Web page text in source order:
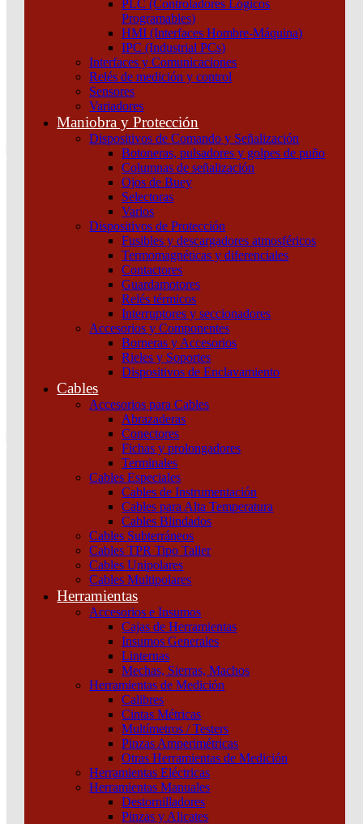
PLC (Controladores Lógicos
Programables)
HMI (Interfaces Hombre-Máquina)
IPC (Industrial PCs)
Interfaces y Comunicaciones
Relés de medición y control
Sensores
Variadores
Maniobra y Protección
Dispositivos de Comando y Señalización
Botoneras, pulsadores y golpes de puño
Columnas de señalización
Ojos de Buey
Selectoras
Varios
Dispositivos de Protección
Fusibles y descargadores atmosféricos
Termomagnéticas y diferenciales
Contactores
Guardamotores
Relés térmicos
Interruptores y seccionadores
Accesorios y Componentes
Borneras y Accesorios
Rieles y Soportes
Dispositivos de Enclavamiento
Cables
Accesorios para Cables
Abrazaderas
Conectores
Fichas y prolongadores
Terminales
Cables Especiales
Cables de Instrumentación
Cables para Alta Temperatura
Cables Blindados
Cables Subterráneos
Cables TPR Tipo Taller
Cables Unipolares
Cables Multipolares
Herramientas
Accesorios e Insumos
Cajas de Herramientas
Insumos Generales
Linternas
Mechas, Sierras, Machos
Herramientas de Medición
Calibres
Cintas Métricas
Multímetros / Testers
Pinzas Amperimétricas
Otras Herramientas de Medición
Herramientas Eléctricas
Herramientas Manuales
Destornilladores
Pinzas y Alicates
Atención por WhatsApp
Tu pedido
¿Que estas buscando hoy?
Atención telefónica
Atención por WhatsApp
Maniobra y Protección/Dispositivos de
Interruptores y seccionadores
Micrologic 6.3 E Para Interruptores Automáticos Compact Nsx 630
Electrónico Clasificación 630A 4 Polos 4D Schneider
Unidad De Control Micrologic 6.3 E Para
Interruptores Automáticos Compact Nsx 630
Electrónico Clasificación 630A 4 Polos 4D Schneider
Interruptores y seccionadores